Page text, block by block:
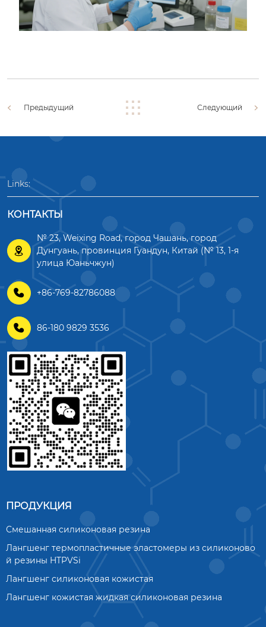
Предыдущий Следующий
Links:
КОНТАКТЫ

№ 23, Weixing Road, город Чашань, город
Дунгуань, провинция Гуандун, Китай (№ 13, 1-я
улица Юаньчжун)
 +86-769-82786088
 86-180 9829 3536
ПРОДУКЦИЯ
Смешанная силиконовая резина
Лангшенг термопластичные эластомеры из силиконово
й резины HTPVSi
Лангшенг силиконовая кожистая
Лангшенг кожистая жидкая силиконовая резина